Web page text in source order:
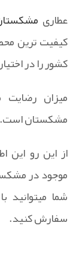
عطاری
کیفیت ترین
کشور را در
میزان
مشکستان است.
از این رو این
موجود در
شما
سفارش کنید.